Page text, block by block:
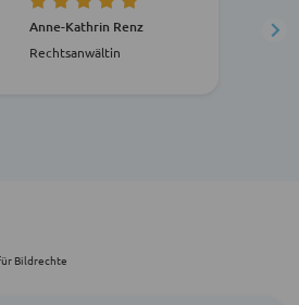
Anne-Kathrin Renz
Rechtsanwältin
Bildrechte